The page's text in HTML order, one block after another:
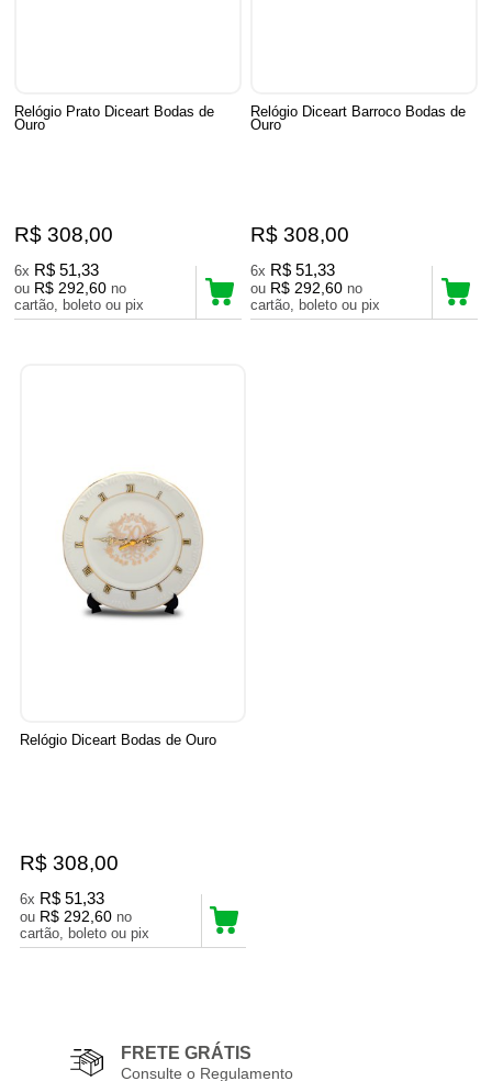
Relógio Prato Diceart Bodas de
Ouro
R$ 308,00
6x R$ 51,33
ou R$ 292,60 no
cartão, boleto ou pix
Relógio Diceart Barroco Bodas de
Ouro
R$ 308,00
6x R$ 51,33
ou R$ 292,60 no
cartão, boleto ou pix
Relógio Diceart Bodas de Ouro
R$ 308,00
6x R$ 51,33
ou R$ 292,60 no
cartão, boleto ou pix
FRETE GRÁTIS
Consulte o Regulamento